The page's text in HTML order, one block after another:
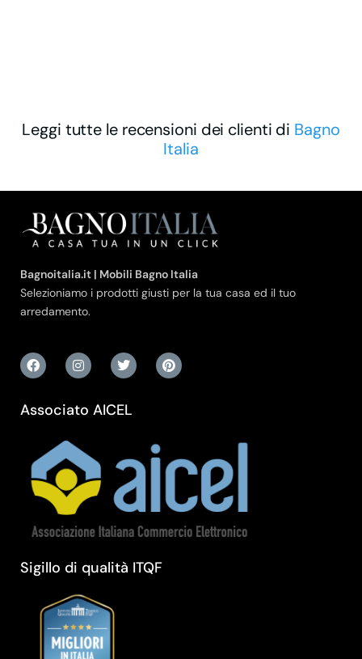
Leggi tutte le recensioni dei clienti di Bagno
Italia
Bagnoitalia.it | Mobili Bagno Italia
Selezioniamo i prodotti giusti per la tua casa ed il tuo
arredamento.
Associato AICEL
Sigillo di qualità ITQF